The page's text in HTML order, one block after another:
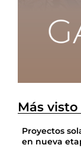
Más visto
Proyectos
en nueva